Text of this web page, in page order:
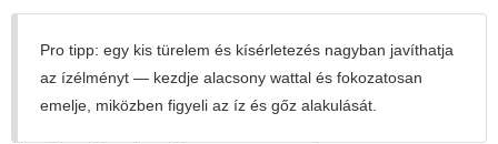
Pro tipp: egy kis türelem és kísérletezés nagyban javíthatja
az ízélményt — kezdje alacsony wattal és fokozatosan
emelje, miközben figyeli az íz és gőz alakulását.